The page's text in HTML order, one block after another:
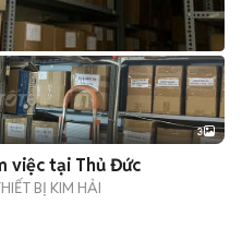
3
việc tại Thủ Đức
BỊ KIM HẢI